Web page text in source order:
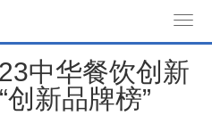
o
中华餐饮创新
新品牌榜”